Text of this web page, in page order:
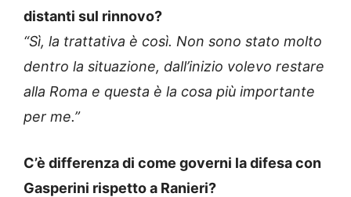
distanti sul rinnovo?
“Sì, la trattativa è così. Non sono stato molto
dentro la situazione, dall’inizio volevo restare
alla Roma e questa è la cosa più importante
per me.”
C’è differenza di come governi la difesa con
Gasperini rispetto a Ranieri?